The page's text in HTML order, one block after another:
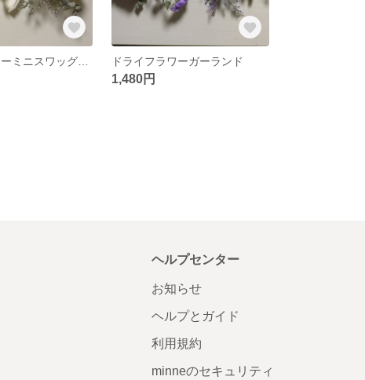
ドライフラワーガーランド
1,480円
ヘルプセンター
お知らせ
ヘルプとガイド
利用規約
minneのセキュリティ